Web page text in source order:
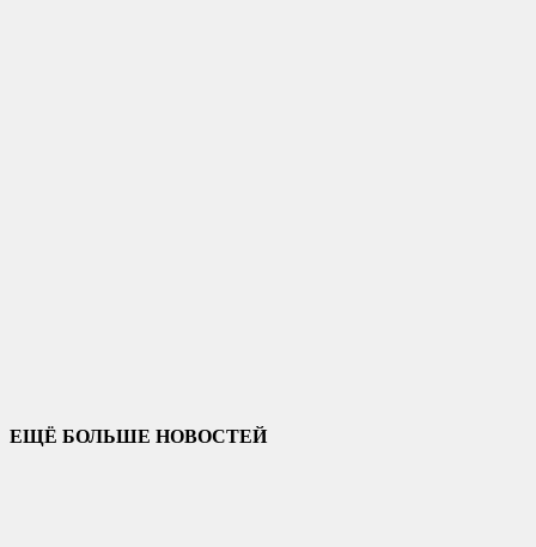
ЕЩЁ БОЛЬШЕ НОВОСТЕЙ